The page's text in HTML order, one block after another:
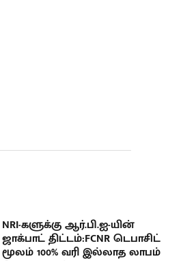
NRI-களுக்கு ஆர்.பி.ஐ-யின்
ஜாக்பாட் திட்டம்:FCNR டெபாசிட்
மூலம் 100% வரி இல்லாத லாபம்